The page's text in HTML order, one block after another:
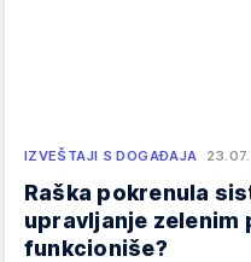
IZVEŠTAJI S DOGAĐAJA
Raška pokrenula
upravljanje zelenim
funkcioniše?